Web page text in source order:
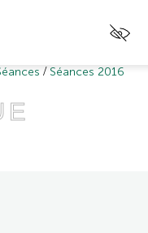
/ Séances 2016